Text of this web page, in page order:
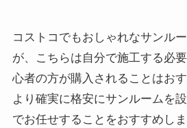
コストコでもおしゃれなサンル
が、こちらは自分で施工する必
心者の方が購入されることはおす
より確実に格安にサンルームを
でお任せすることをおすすめしま